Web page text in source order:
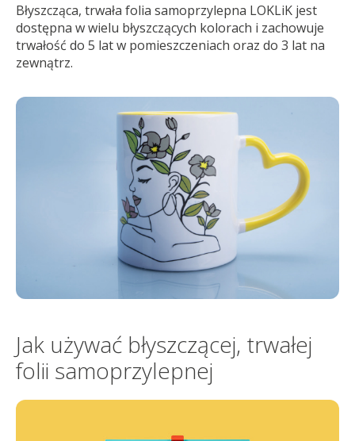
Błyszcząca, trwała folia samoprzylepna LOKLiK jest
dostępna w wielu błyszczących kolorach i zachowuje
trwałość do 5 lat w pomieszczeniach oraz do 3 lat na
zewnątrz.
Jak używać błyszczącej, trwałej
folii samoprzylepnej